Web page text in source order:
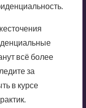
всё более
за
в курсе